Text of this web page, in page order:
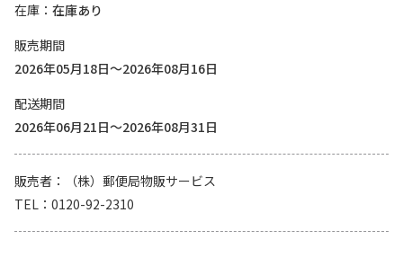
在庫
在庫あり
販売期間
2026年05月18日～2026年08月16日
配送期間
2026年06月21日～2026年08月31日
販売者
（株）郵便局物販サービス
TEL
0120-92-2310